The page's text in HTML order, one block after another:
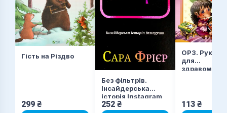
Гість на Різдво
299 ₴
Без фільтрів.
Інсайдерська
історія Instagram
252 ₴
ОРЗ.
для
113 ₴